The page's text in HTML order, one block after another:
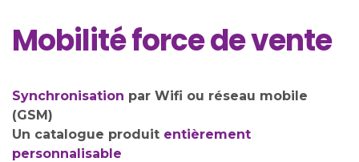
Mobilité force de vente
Synchronisation par Wifi ou réseau mobile
(GSM)
Un catalogue produit entièrement
personnalisable